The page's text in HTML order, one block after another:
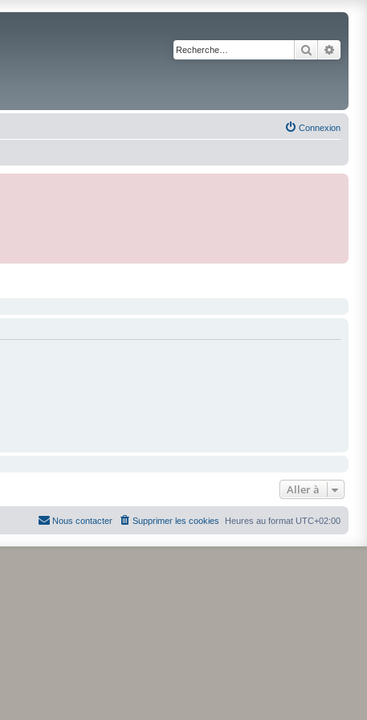
Rechercher
Connexion
Aller à
Heures au format UTC+02:00
Supprimer les cookies
Nous contacter